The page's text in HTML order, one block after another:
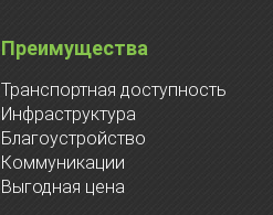
Преимущества
Транспортная доступность
Инфраструктура
Благоустройство
Коммуникации
Выгодная цена